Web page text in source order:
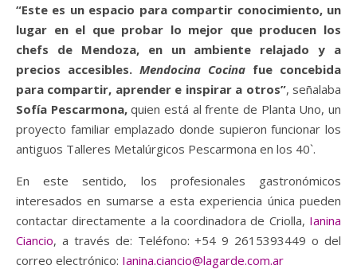
“Este es un espacio para compartir conocimiento, un
lugar en el que probar lo mejor que producen los
chefs de Mendoza, en un ambiente relajado y a
precios accesibles. Mendocina Cocina fue concebida
para compartir, aprender e inspirar a otros”, señalaba
Sofía Pescarmona,quien está al frente de Planta Uno, un
proyecto familiar emplazado donde supieron funcionar los
antiguos Talleres Metalúrgicos Pescarmona en los 40`.
En este sentido, los profesionales gastronómicos
interesados en sumarse a esta experiencia única pueden
contactar directamente a la coordinadora de Criolla, Ianina
Ciancio, a través de: Teléfono: +54 9 2615393449 o del
correo electrónico: Ianina.ciancio@lagarde.com.ar